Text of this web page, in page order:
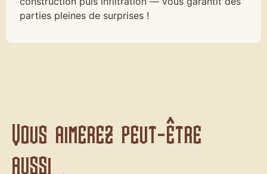
parties pleines de surprises !
Vous aimerez peut-être
aussi...